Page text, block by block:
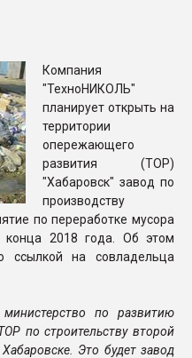
Компания
"ТехноНИКОЛЬ"
планирует открыть на
территории
опережающего
развития (ТОР)
"Хабаровск" завод по
производству
по переработке мусора
конца 2018 года. Об этом
ссылкой на совладельца
по развитию
по строительству второй
Это будет завод